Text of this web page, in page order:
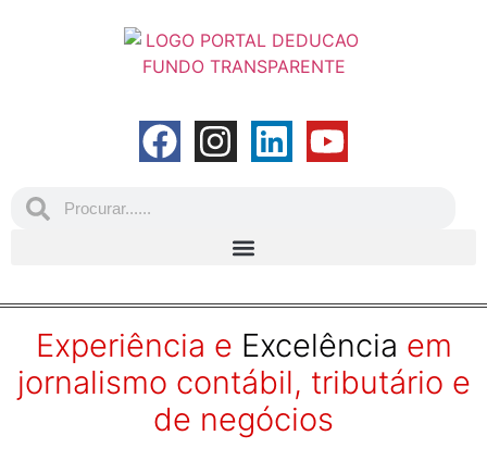
Experiência e Excelência em
jornalismo contábil, tributário e
de negócios